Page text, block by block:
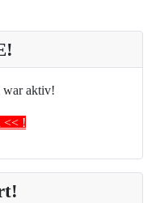
war aktiv!
<< !